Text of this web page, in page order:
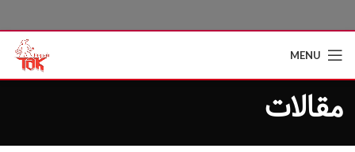
MENU
مقالات